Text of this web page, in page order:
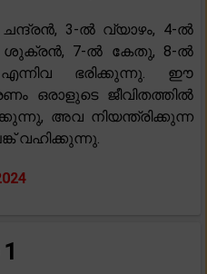
3-ൽ വ്യാഴം, 4-ൽ
7-ൽ കേതു, 8-ൽ
ഭരിക്കുന്നു. ഈ
ഒരാളുടെ ജീവിതത്തിൽ
അവ നിയന്ത്രിക്കുന്ന
വഹിക്കുന്നു.